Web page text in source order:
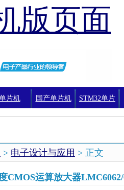
版页面
片机 国产单片机 STM32单片
> 电子设计与应用 > 正文
CMOS运算放大器